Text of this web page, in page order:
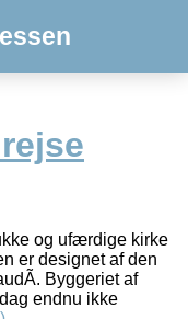
og ufærdige kirke
er designet af den
Byggeriet af
endnu ikke